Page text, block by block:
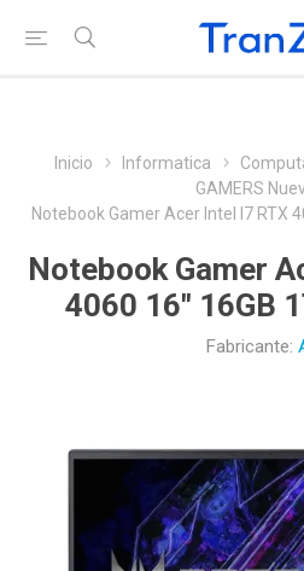
Inicio Informatica
GAMERS
Notebook Gamer Acer Intel I7 RTX
Notebook Gamer
4060 16" 16GB
Fabricante: